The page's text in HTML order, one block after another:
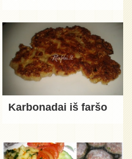
Karbonadai iš faršo